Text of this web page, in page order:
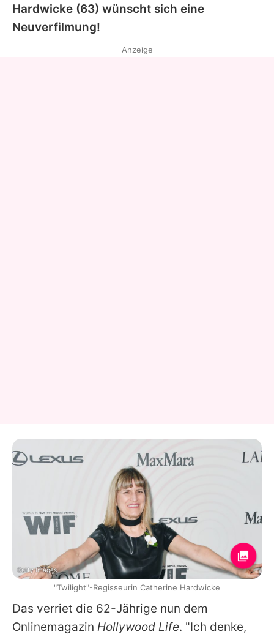
Hardwicke (63) wünscht sich eine
Neuverfilmung!
Das verriet die 62-Jährige nun dem
Onlinemagazin Hollywood Life. "Ich denke,
Anzeige
Getty Images
"Twilight"-Regisseurin Catherine Hardwicke